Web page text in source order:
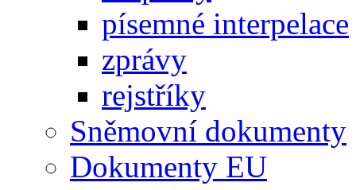
písemné interpelace
zprávy
rejstříky
Sněmovní dokumenty
Dokumenty EU